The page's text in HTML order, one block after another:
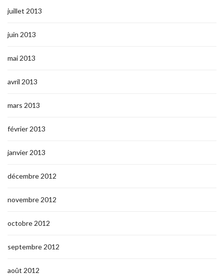
juillet 2013
juin 2013
mai 2013
avril 2013
mars 2013
février 2013
janvier 2013
décembre 2012
novembre 2012
octobre 2012
septembre 2012
août 2012